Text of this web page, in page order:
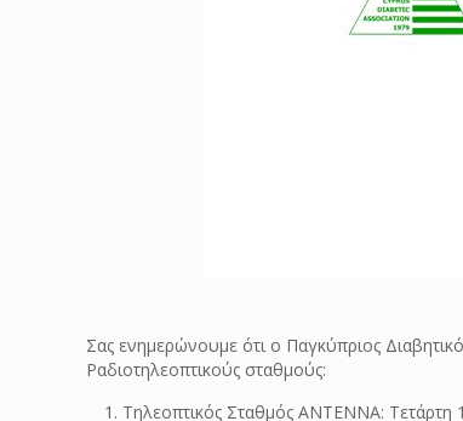
Σας ενημερώνουμε ότι ο Παγκύπριος
Ραδιοτηλεοπτικούς σταθμούς:
Τηλεοπτικός Σταθμός ΑΝΤΕΝΝΑ: Τετάρτη